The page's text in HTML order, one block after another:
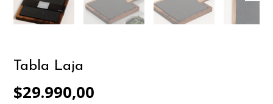
Tabla Laja
$29.990,00